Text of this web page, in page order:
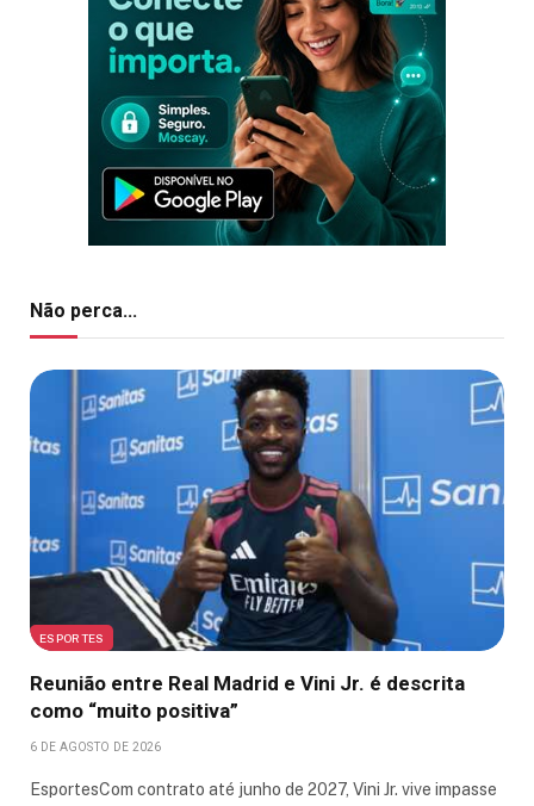
Não perca...
ESPORTES
Reunião entre Real Madrid e Vini Jr. é descrita
como “muito positiva”
6 DE AGOSTO DE 2026
EsportesCom contrato até junho de 2027, Vini Jr. vive impasse